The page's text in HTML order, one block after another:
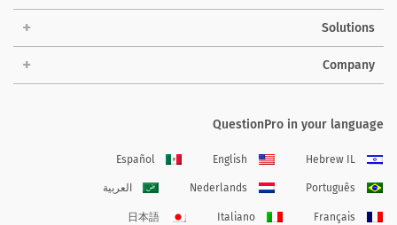
Solutions
Company
QuestionPro in your language
Hebrew IL
English
Español
Português
Nederlands العربية
Français
Italiano
日本語